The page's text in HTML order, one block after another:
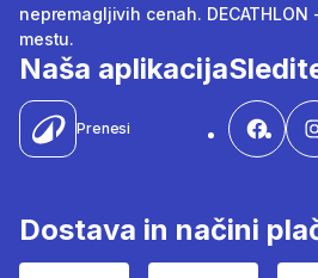
nepremagljivih cenah.
mestu.
Naša aplikacija
Prenesi
Dostava in načini